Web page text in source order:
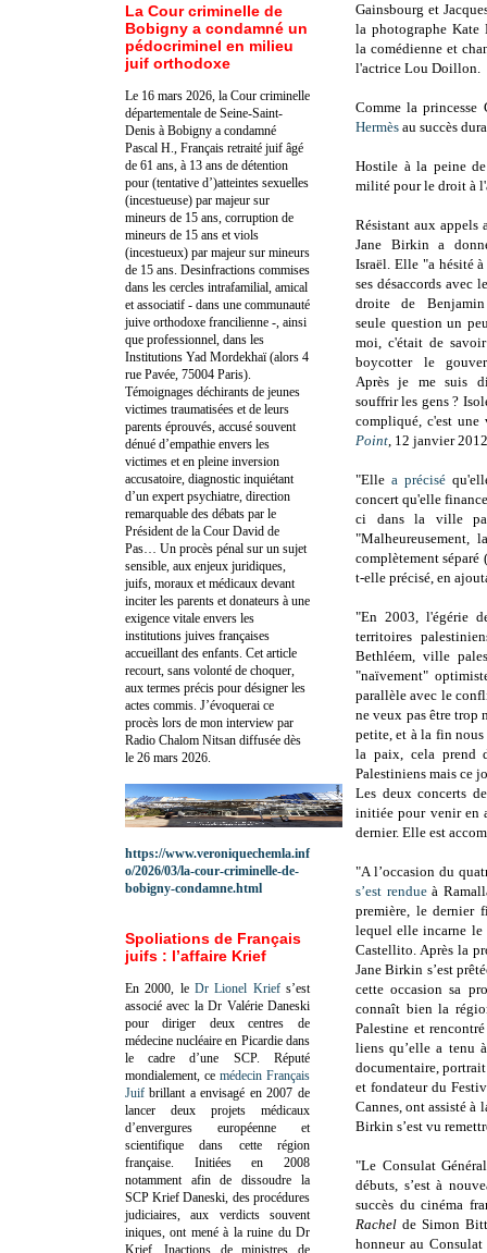
Gainsbourg et
la photographe Kate
la comédienne et
l'actrice Lou Doillon.
Comme la
Hermès au succès
Hostile à la peine
milité pour le droit à
Résistant aux appels
Jane Birkin a
Israël. Elle "a hésité
ses désaccords avec
droite de
seule question un
moi, c'était de
boycotter le
Après je me suis
souffrir les gens ?
compliqué, c'est
Point, 12 janvier
"Elle a précisé
concert qu'elle
ci dans la ville
complètement séparé
t-elle précisé, en
"En 2003, l'égérie
territoires
Bethléem, ville
"naïvement"
parallèle avec le
ne veux pas être trop
petite, et à la fin
la paix, cela prend
Palestiniens mais ce
Les deux concerts
initiée pour venir en
dernier. Elle est
"A l’occasion du
s’est rendueà
première, le dernier
lequel elle incarne le
Castellito. Après la
Jane Birkin s’est
cette occasion sa
connaît bien la
Palestine et
liens qu’elle a tenu
documentaire,
et fondateur du
Cannes, ont assisté à
Birkin s’est vu
"Le Consulat
débuts, s’est à
succès du cinéma
Rachel de Simon
honneur au Consulat
La Cour criminelle de
Bobigny a condamné un
pédocriminel en milieu
juif orthodoxe
Le 16 mars 2026, la Cour criminelle
départementale de Seine-Saint-
Denis à Bobigny a condamné
Pascal H., Français retraité juif âgé
de 61 ans, à 13 ans de détention
pour (tentative d’)atteintes sexuelles
(incestueuse) par majeur sur
mineurs de 15 ans, corruption de
mineurs de 15 ans et viols
(incestueux) par majeur sur mineurs
de 15 ans. Desinfractions commises
dans les cercles intrafamilial, amical
et associatif - dans une communauté
juive orthodoxe francilienne -, ainsi
que professionnel, dans les
Institutions Yad Mordekhaï (alors 4
rue Pavée, 75004 Paris).
Témoignages déchirants de jeunes
victimes traumatisées et de leurs
parents éprouvés, accusé souvent
dénué d’empathie envers les
victimes et en pleine inversion
accusatoire, diagnostic inquiétant
d’un expert psychiatre, direction
remarquable des débats par le
Président de la Cour David de
Pas… Un procès pénal sur un sujet
sensible, aux enjeux juridiques,
juifs, moraux et médicaux devant
inciter les parents et donateurs à une
exigence vitale envers les
institutions juives françaises
accueillant des enfants. Cet article
recourt, sans volonté de choquer,
aux termes précis pour désigner les
actes commis. J’évoquerai ce
procès lors de mon interview par
Radio Chalom Nitsan diffusée dès
le 26 mars 2026.
https://www.veroniquechemla.inf
o/2026/03/la-cour-criminelle-de-
bobigny-condamne.html
Spoliations de Français
juifs : l’affaire Krief
En 2000, le Dr Lionel Kriefs’est
associé avec la Dr Valérie Daneski
pour diriger deux centres de
médecine nucléaire en Picardie dans
le cadre d’une SCP. Réputé
mondialement, ce médecin Français
Juif brillant a envisagé en 2007 de
lancer deux projets médicaux
d’envergures européenne et
scientifique dans cette région
française. Initiées en 2008
notamment afin de dissoudre la
SCP Krief Daneski, des procédures
judiciaires, aux verdicts souvent
iniques, ont mené à la ruine du Dr
Krief.Inactions de ministres de